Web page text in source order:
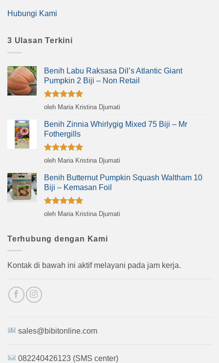
Hubungi Kami
3 Ulasan Terkini
Benih Labu Raksasa Dil’s Atlantic Giant
Pumpkin 2 Biji – Non Retail
Dinilai5
oleh Maria Kristina Djumati
Benih Zinnia Whirlygig Mixed 75 Biji – Mr
Fothergills
Dinilai5
oleh Maria Kristina Djumati
Benih Butternut Pumpkin Squash Waltham 10
Biji – Kemasan Foil
Dinilai5
oleh Maria Kristina Djumati
Terhubung dengan Kami
Kontak di bawah ini aktif melayani pada jam kerja.
sales@bibitonline.com
082240426123 (SMS center)